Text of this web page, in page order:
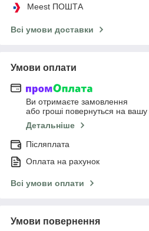
Meest ПОШТА
Всі умови доставки
Умови оплати
Ви отримаєте замовлення
або гроші повернуться на вашу
Детальніше
Післяплата
Оплата на рахунок
Всі умови оплати
Умови повернення